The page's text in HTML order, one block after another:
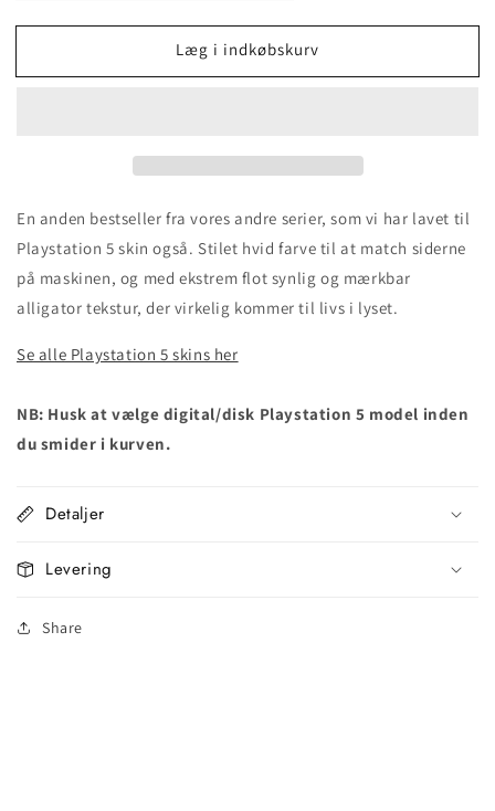
Læg i indkøbskurv
En anden bestseller fra vores andre serier, som vi har lavet til
Playstation 5 skin også. Stilet hvid farve til at match siderne
på maskinen, og med ekstrem flot synlig og mærkbar
alligator tekstur, der virkelig kommer til livs i lyset.
Se alle Playstation 5 skins her
NB: Husk at vælge digital/disk Playstation 5 model inden
du smider i kurven.
Detaljer
Levering
Share